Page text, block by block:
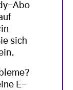
Abo
sich
E-